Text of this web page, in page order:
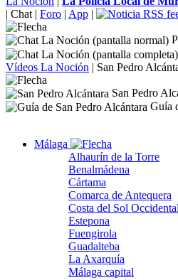
| Chat | Foro | App |
Vídeos La Noción | San Pedro
San Pedro
Guía
Málaga
Alhaurín de la Torre
Benalmádena
Cártama
Comarca de Antequera
Costa del Sol Occidental
Estepona
Fuengirola
Guadalteba
La Axarquía
Málaga capital